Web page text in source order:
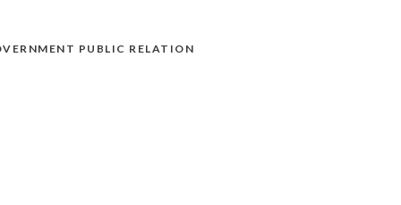
PUBLIC RELATION